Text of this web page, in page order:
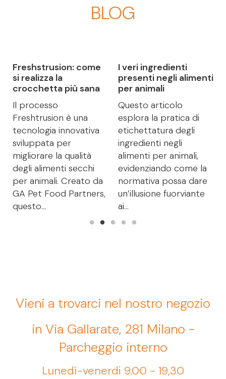
BLOG
Freshstrusion: come
si realizza la
crocchetta più sana
Il processo
Freshtrusion è una
tecnologia innovativa
sviluppata per
migliorare la qualità
degli alimenti secchi
per animali. Creato da
GA Pet Food Partners,
questo...
I veri ingredienti
presenti negli alimenti
per animali
Questo articolo
esplora la pratica di
etichettatura degli
ingredienti negli
alimenti per animali,
evidenziando come la
normativa possa dare
un’illusione fuorviante
ai...
Vieni a trovarci nel nostro negozio
in Via Gallarate, 281 Milano -
Parcheggio interno
Lunedì-venerdi 9.00 - 19,30